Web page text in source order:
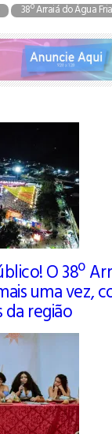
38º Arraiá do Água Fria
O 38º
uma vez,
da região